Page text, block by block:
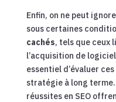
Enfin, on ne peut
sous certaines
cachés, tels que ceux
l’acquisition de
essentiel d’évaluer
stratégie à long terme.
réussites en SEO